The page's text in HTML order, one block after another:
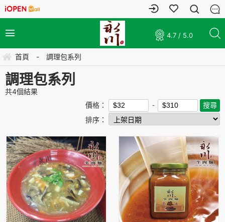
4.7 / 5.0
首頁 - 調理包系列
調理包系列
共4個結果
價格：
排序：